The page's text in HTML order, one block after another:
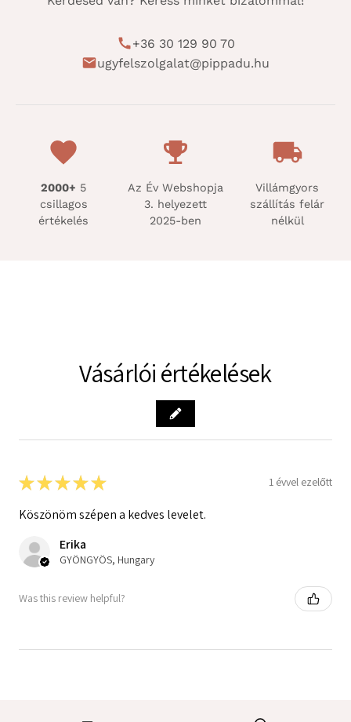
+36 30 129 90 70
ugyfelszolgalat@pippadu.hu
2000+ 5
csillagos
értékelés
Az Év Webshopja
3. helyezett
2025-ben
Villámgyors
szállítás felár
nélkül
Vásárlói értékelések
★★★★★ 1 évvel ezelőtt
Köszönöm szépen a kedves levelet.
Erika
GYÖNGYÖS, Hungary
Was this review helpful?